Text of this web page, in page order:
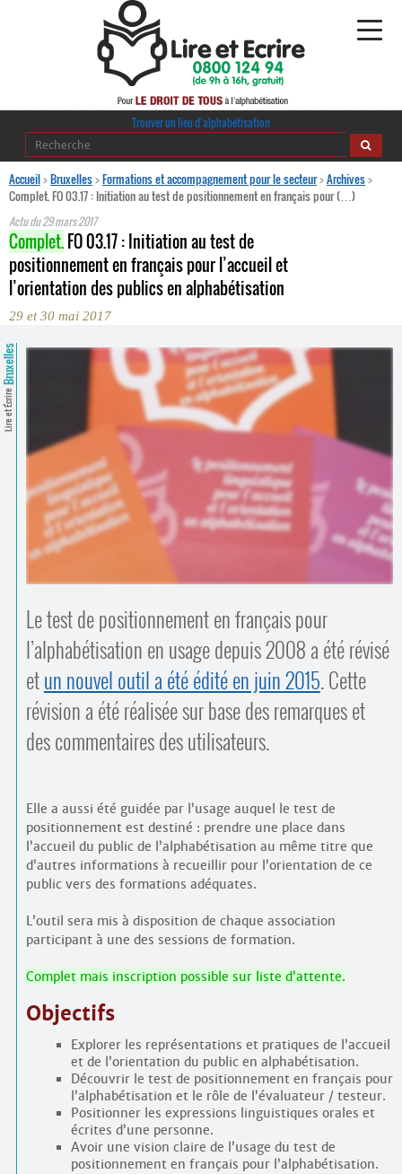
Alphabétisation
journaldelalpha.be
Comprendre et parler
Bienvenue en Belgique
Espace presse
Contacts
Trouver un lieu d’alphabétisation
Trouver un lieu d’alphabétisation
Accueil>Bruxelles>Formations et accompagnement pour le secteur>Archives>
Complet. FO 03.17 : Initiation au test de positionnement en français pour (…)
Actu du29 mars 2017
Complet.FO 03.17 : Initiation au test de
positionnement en français pour l’accueil et
l’orientation des publics en alphabétisation
29 et 30 mai 2017
Lire et Écrire
Bruxelles
Le test de positionnement en français pour
l’alphabétisation en usage depuis 2008 a été révisé
etun nouvel outil a été édité en juin 2015. Cette
révision a été réalisée sur base des remarques et
des commentaires des utilisateurs.
Elle a aussi été guidée par l’usage auquel le test de
positionnement est destiné : prendre une place dans
l’accueil du public de l’alphabétisation au même titre que
d’autres informations à recueillir pour l’orientation de ce
public vers des formations adéquates.
L’outil sera mis à disposition de chaque association
participant à une des sessions de formation.
Complet mais inscription possible sur liste d’attente.
Objectifs
Explorer les représentations et pratiques de l’accueil
et de l’orientation du public en alphabétisation.
Découvrir le test de positionnement en français pour
l’alphabétisation et le rôle de l’évaluateur / testeur.
Positionner les expressions linguistiques orales et
écrites d’une personne.
Avoir une vision claire de l’usage du test de
positionnement en français pour l’alphabétisation.